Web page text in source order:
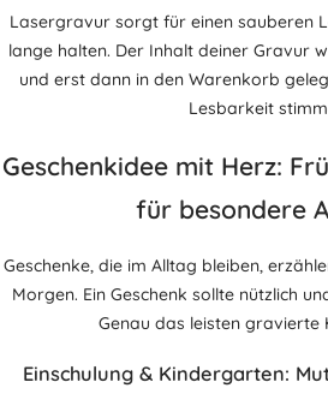
Lasergravur sorgt für einen sauberen
lange halten. Der Inhalt deiner Gravur
und erst dann in den Warenkorb
Lesbarkeit
Geschenkidee mit Herz:
für besondere
Geschenke, die im Alltag bleiben,
Morgen. Ein Geschenk sollte nützlich
Genau das leisten gravierte
Einschulung & Kindergarten: